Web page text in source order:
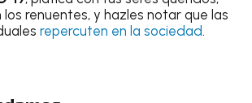
renuentes, y hazles notar que las
repercuten en la sociedad.